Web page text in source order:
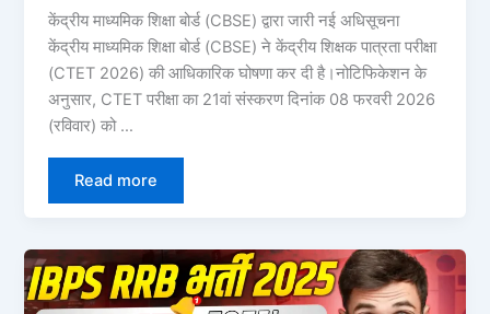
केंद्रीय माध्यमिक शिक्षा बोर्ड (CBSE) द्वारा जारी नई अधिसूचना
केंद्रीय माध्यमिक शिक्षा बोर्ड (CBSE) ने केंद्रीय शिक्षक पात्रता परीक्षा
(CTET 2026) की आधिकारिक घोषणा कर दी है।नोटिफिकेशन के
अनुसार, CTET परीक्षा का 21वां संस्करण दिनांक 08 फरवरी 2026
(रविवार) को …
Read more